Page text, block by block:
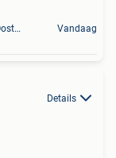
Oostende Zandvoorde +Oostende Vandaag
Details